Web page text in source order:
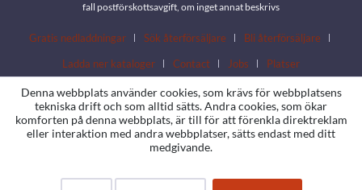
fall postförskottsavgift, om inget annat beskrivs
Gratis nedladdningar Sök återförsäljare
Bli återförsäljare
Ladda ner kataloger
Contact Jobs Platser
Denna webbplats använder cookies, som krävs för webbplatsens
tekniska drift och som alltid sätts. Andra cookies, som ökar
komforten på denna webbplats, är till för att förenkla direktreklam
eller interaktion med andra webbplatser, sätts endast med ditt
medgivande.